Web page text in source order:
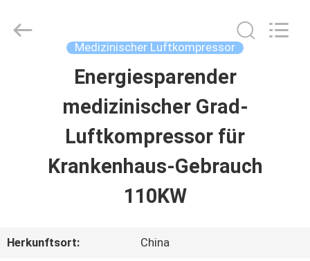
PRODUKTE
Technology
Medizinischer Luftkompressor
Energiesparender
medizinischer Grad-
Luftkompressor für
Krankenhaus-Gebrauch
110KW
Herkunftsort: China